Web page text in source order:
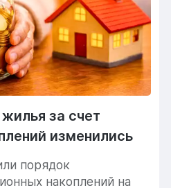
за счет
изменились
порядок
накоплений на